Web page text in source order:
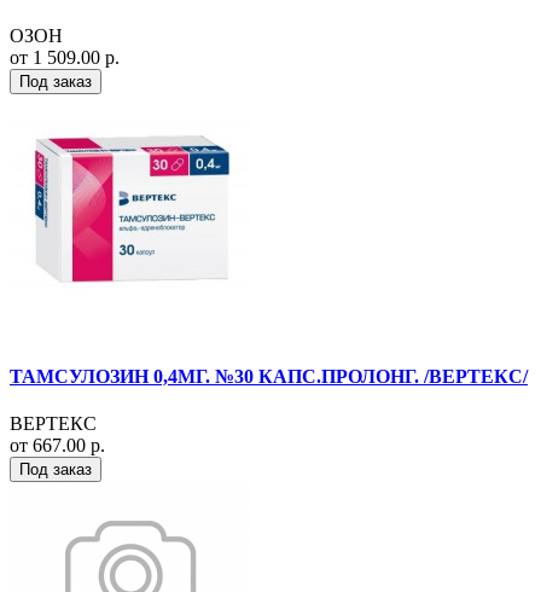
ОЗОН
от 1 509.00 р.
Под заказ
ТАМСУЛОЗИН 0,4МГ. №30 КАПС.ПРОЛОНГ. /ВЕРТЕКС/
ВЕРТЕКС
от 667.00 р.
Под заказ